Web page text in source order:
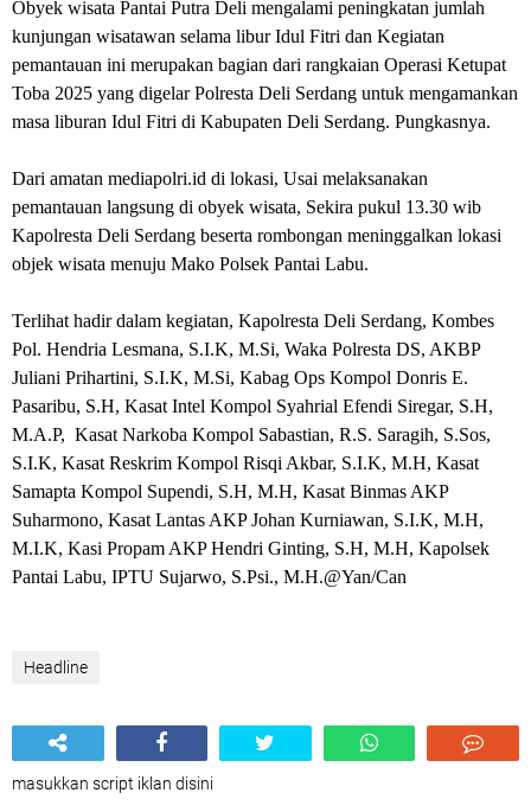
Obyek wisata Pantai Putra Deli mengalami peningkatan jumlah
kunjungan wisatawan selama libur Idul Fitri dan Kegiatan
pemantauan ini merupakan bagian dari rangkaian Operasi Ketupat
Toba 2025 yang digelar Polresta Deli Serdang untuk mengamankan
masa liburan Idul Fitri di Kabupaten Deli Serdang. Pungkasnya.
Dari amatan mediapolri.id di lokasi, Usai melaksanakan
pemantauan langsung di obyek wisata, Sekira pukul 13.30 wib
Kapolresta Deli Serdang beserta rombongan meninggalkan lokasi
objek wisata menuju Mako Polsek Pantai Labu.
Terlihat hadir dalam kegiatan, Kapolresta Deli Serdang, Kombes
Pol. Hendria Lesmana, S.I.K, M.Si, Waka Polresta DS, AKBP
Juliani Prihartini, S.I.K, M.Si, Kabag Ops Kompol Donris E.
Pasaribu, S.H, Kasat Intel Kompol Syahrial Efendi Siregar, S.H,
M.A.P, Kasat Narkoba Kompol Sabastian, R.S. Saragih, S.Sos,
S.I.K, Kasat Reskrim Kompol Risqi Akbar, S.I.K, M.H, Kasat
Samapta Kompol Supendi, S.H, M.H, Kasat Binmas AKP
Suharmono, Kasat Lantas AKP Johan Kurniawan, S.I.K, M.H,
M.I.K, Kasi Propam AKP Hendri Ginting, S.H, M.H, Kapolsek
Pantai Labu, IPTU Sujarwo, S.Psi., M.H.@Yan/Can
Headline
masukkan script iklan disini